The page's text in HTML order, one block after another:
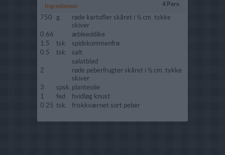
Ingredienser 4 Pers.
750 g.
røde kartofler skåret i ½ cm. tykke
skiver
0.66
æbleeddike
1.5
tsk.
spidskommenfrø
0.5
tsk.
salt
salatblad
2
røde peberfrugter skåret i ½ cm. tykke
skiver
3
spsk. planteolie
1
fed
hvidløg knust
0.25 tsk. friskkværnet sort peber